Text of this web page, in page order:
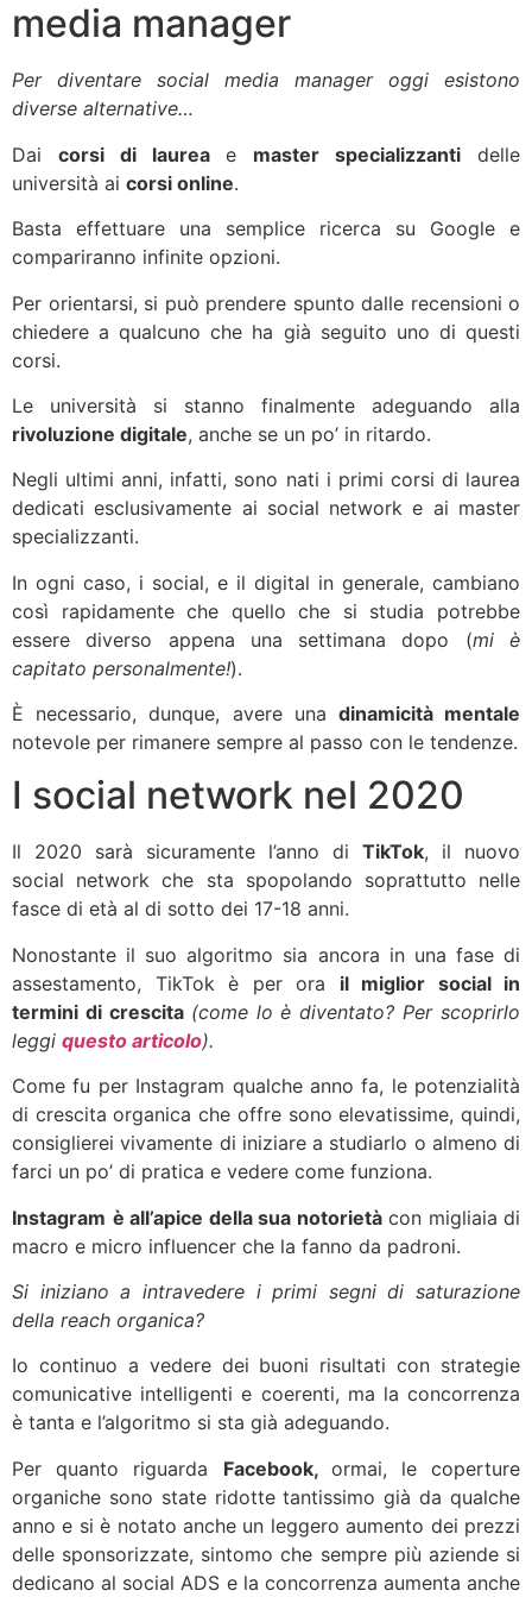
media manager
Per diventare social media manager oggi esistono
diverse alternative…
Dai corsi di laureae master specializzanti delle
università ai corsi online.
Basta effettuare una semplice ricerca su Google e
compariranno infinite opzioni.
Per orientarsi, si può prendere spunto dalle recensioni o
chiedere a qualcuno che ha già seguito uno di questi
corsi.
Le università si stanno finalmente adeguando alla
rivoluzione digitale, anche se un po’ in ritardo.
Negli ultimi anni, infatti, sono nati i primi corsi di laurea
dedicati esclusivamente ai social network e ai master
specializzanti.
In ogni caso, i social, e il digital in generale, cambiano
così rapidamente che quello che si studia potrebbe
essere diverso appena una settimana dopo (mi è
capitato personalmente!).
È necessario, dunque, avere una dinamicità mentale
notevole per rimanere sempre al passo con le tendenze.
I social network nel 2020
Il 2020 sarà sicuramente l’anno di TikTok, il nuovo
social network che sta spopolando soprattutto nelle
fasce di età al di sotto dei 17-18 anni.
Nonostante il suo algoritmo sia ancora in una fase di
assestamento, TikTok è per ora il miglior social in
termini di crescita (come lo è diventato? Per scoprirlo
leggi questo articolo).
Come fu per Instagram qualche anno fa, le potenzialità
di crescita organica che offre sono elevatissime, quindi,
consiglierei vivamente di iniziare a studiarlo o almeno di
farci un po’ di pratica e vedere come funziona.
Instagram è all’apice della sua notorietàcon migliaia di
macro e micro influencer che la fanno da padroni.
Si iniziano a intravedere i primi segni di saturazione
della reach organica?
Io continuo a vedere dei buoni risultati con strategie
comunicative intelligenti e coerenti, ma la concorrenza
è tanta e l’algoritmo si sta già adeguando.
Per quanto riguarda Facebook, ormai, le coperture
organiche sono state ridotte tantissimo già da qualche
anno e si è notato anche un leggero aumento dei prezzi
delle sponsorizzate, sintomo che sempre più aziende si
dedicano al social ADS e la concorrenza aumenta anche